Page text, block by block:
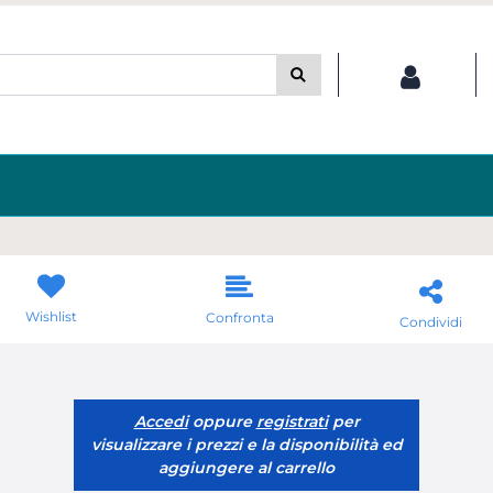
Wishlist Confronta Condividi
Accedioppure registratiper
visualizzare i prezzi e la disponibilità ed
aggiungere al carrello